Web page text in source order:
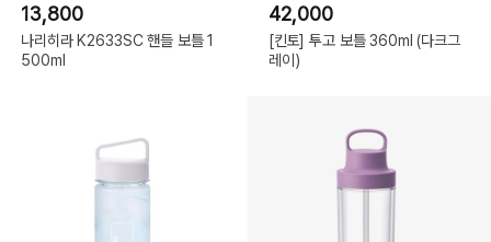
13,800
나리히라 K2633SC 핸들 보틀 1
500ml
42,000
[킨토] 투고 보틀 360ml (다크그
레이)